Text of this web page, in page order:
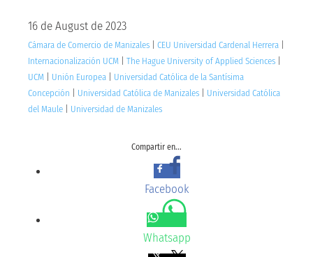
16 de August de 2023
Cámara de Comercio de Manizales CEU Universidad Cardenal Herrera
Internacionalización UCM
The Hague University of Applied Sciences
UCM
Unión Europea
Universidad Católica de la Santísima
Concepción
Universidad Católica de Manizales
Universidad Católica
del Maule
Universidad de Manizales
Compartir en...
Facebook
Whatsapp